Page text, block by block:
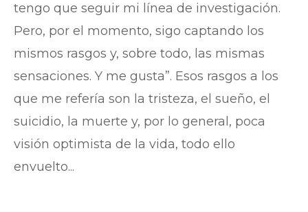
tengo que seguir mi línea de investigación.
Pero, por el momento, sigo captando los
mismos rasgos y, sobre todo, las mismas
sensaciones. Y me gusta”. Esos rasgos a los
que me refería son la tristeza, el sueño, el
suicidio, la muerte y, por lo general, poca
visión optimista de la vida, todo ello
envuelto...